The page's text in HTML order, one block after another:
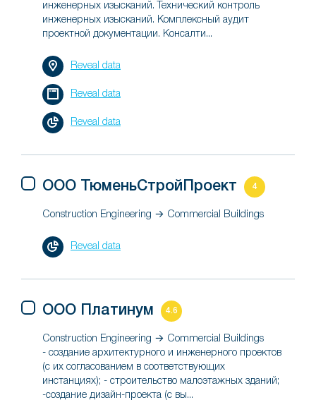
инженерных изысканий. Технический контроль
инженерных изысканий. Комплексный аудит
проектной документации. Консалти...
Reveal data
Reveal data
Reveal data
ООО ТюменьСтройПроект 4
Construction Engineering → Commercial Buildings
Reveal data
ООО Платинум 4.6
Construction Engineering → Commercial Buildings
- создание архитектурного и инженерного проектов
(с их согласованием в соответствующих
инстанциях); - строительство малоэтажных зданий;
-создание дизайн-проекта (с вы...